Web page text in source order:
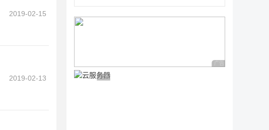
2019-02-15
2019-02-13
广告 商业广告，理性
广告 商业广告，理性选择